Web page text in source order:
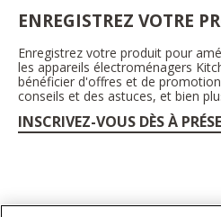
ENREGISTREZ VOTRE
Enregistrez votre produit pour
les appareils électroménagers
bénéficier d'offres et de
conseils et des astuces, et bien
INSCRIVEZ-VOUS DÈS À